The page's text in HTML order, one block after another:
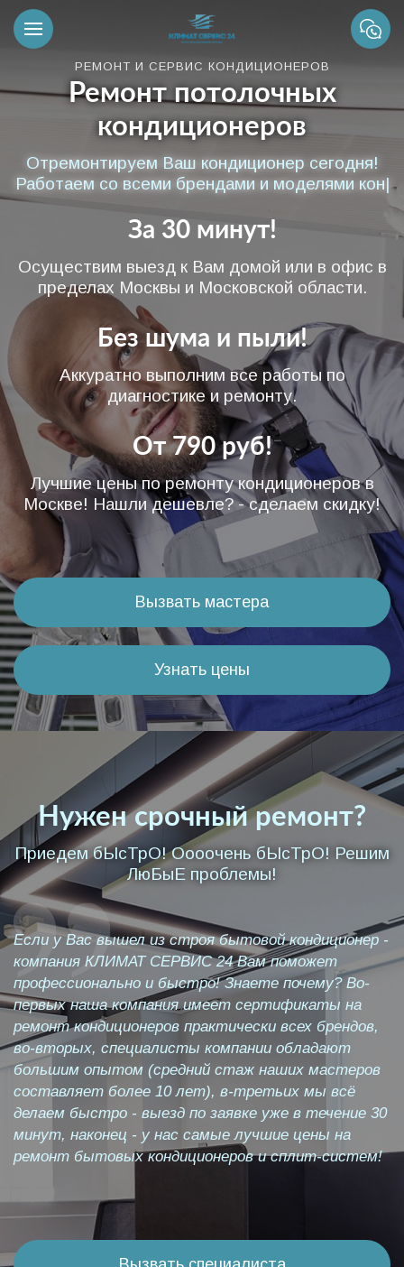
РЕМОНТ И СЕРВИС КОНДИЦИОНЕРОВ
Ремонт потолочных
кондиционеров
Отремонтируем Ваш кондиционер сегодня!
Работаем со всеми брендами и моделями
За 30 минут!
Осуществим выезд к Вам домой или в офис в
пределах Москвы и Московской области.
Без шума и пыли!
Аккуратно выполним все работы по
диагностике и ремонту.
От 790 руб!
Лучшие цены по ремонту кондиционеров в
Москве! Нашли дешевле? - сделаем скидку!
Вызвать мастера
Узнать цены
Нужен срочный ремонт?
Приедем бЫсТрО! Оооочень бЫсТрО! Решим
Если у Вас вышел из строя бытовой кондиционер -
компания КЛИМАТ СЕРВИС 24 Вам поможет
профессионально и быстро! Знаете почему? Во-
первых наша компания имеет сертификаты на
ремонт кондиционеров практически всех брендов,
во-вторых, специалисты компании обладают
большим опытом (средний стаж наших мастеров
составляет более 10 лет), в-третьих мы всё
делаем быстро - выезд по заявке уже в течение 30
минут, наконец - у нас самые лучшие цены на